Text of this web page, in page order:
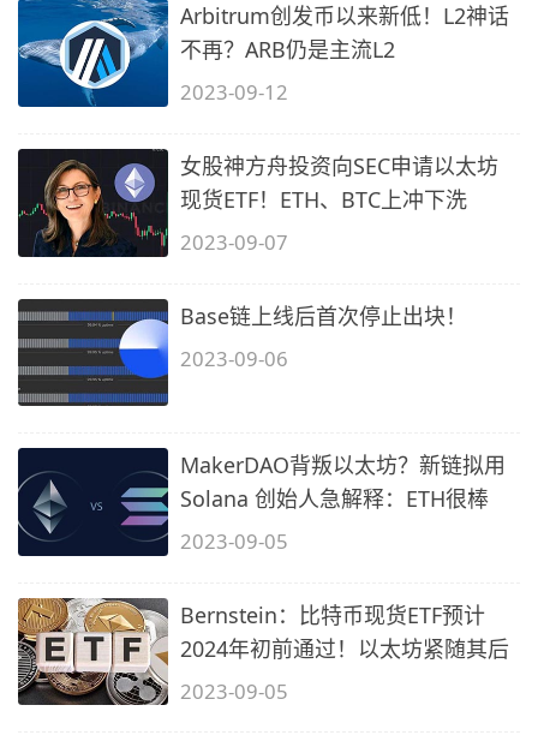
Arbitrum创发币以来新低！L2神话
不再？ARB仍是主流L2
2023-09-12
女股神方舟投资向SEC申请以太坊
现货ETF！ETH、BTC上冲下洗
2023-09-07
Base链上线后首次停止出块！
2023-09-06
MakerDAO背叛以太坊？新链拟用
Solana 创始人急解释：ETH很棒
2023-09-05
Bernstein：比特币现货ETF预计
2024年初前通过！以太坊紧随其后
2023-09-05